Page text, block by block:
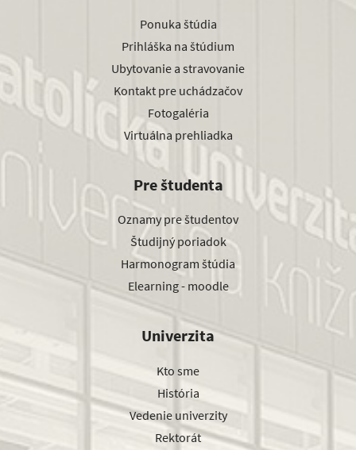
Ponuka štúdia
Prihláška na štúdium
Ubytovanie a stravovanie
Kontakt pre uchádzačov
Fotogaléria
Virtuálna prehliadka
Pre študenta
Oznamy pre študentov
Študijný poriadok
Harmonogram štúdia
Elearning - moodle
Univerzita
Kto sme
História
Vedenie univerzity
Rektorát